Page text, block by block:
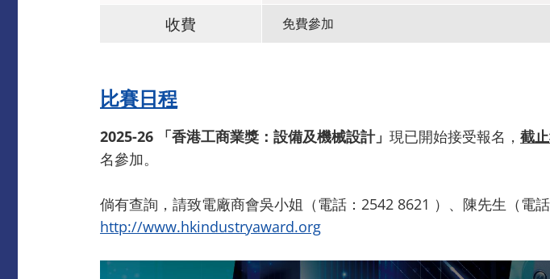
收費 免費參加
比賽日程
2025-26 「香港工商業獎：設備及機械設計」 現已開始接受報名， 截
名參加。
倘有查詢，請致電廠商會吳小姐（電話：2542 8621 ）、陳先生（電
http://www.hkindustryaward.org